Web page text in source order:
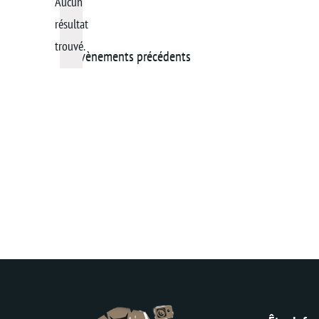
Notice
résultat
trouvé.
Évènements précédents